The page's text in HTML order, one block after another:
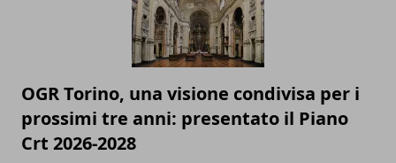
OGR Torino, una visione condivisa per i
prossimi tre anni: presentato il Piano
Crt 2026-2028